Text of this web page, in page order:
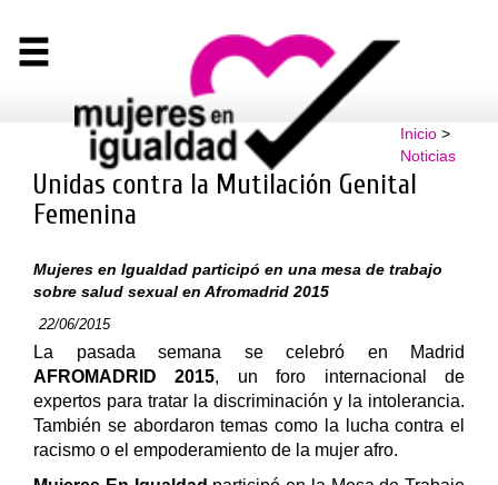
Inicio>
Noticias
Unidas contra la Mutilación Genital
Femenina
Mujeres en Igualdad participó en una mesa de trabajo
sobre salud sexual en Afromadrid 2015
22/06/2015
La pasada semana se celebró en Madrid
AFROMADRID 2015, un foro internacional de
expertos para tratar la discriminación y la intolerancia.
También se abordaron temas como la lucha contra el
‪‎racismo‬ o el empoderamiento de la ‪mujer‬ afro.